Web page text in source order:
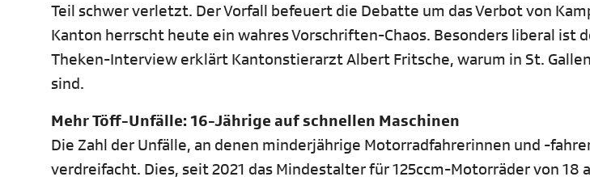
Teil schwer verletzt. Der Vorfall befeuert die Debatte um das Verbot von
Kanton herrscht heute ein wahres Vorschriften-Chaos. Besonders liberal ist
Theken-Interview erklärt Kantonstierarzt Albert Fritsche, warum in St.
sind.
Mehr Töff-Unfälle: 16-Jährige auf schnellen Maschinen
Die Zahl der Unfälle, an denen minderjährige Motorradfahrerinnen und -
verdreifacht. Dies, seit 2021 das Mindestalter für 125ccm-Motorräder von 18